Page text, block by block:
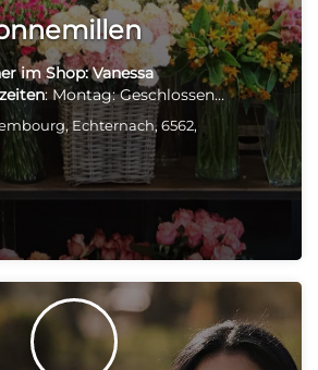
im Shop: Vanessa
: Montag: Geschlossen
00-18: 00 Samstag: 09: 00-16: 00
& Bezahlung vor Ort
Echternach, 6562,